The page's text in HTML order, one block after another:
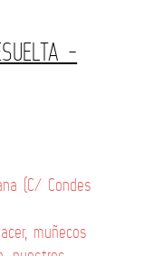
-
(C/ Condes
muñecos